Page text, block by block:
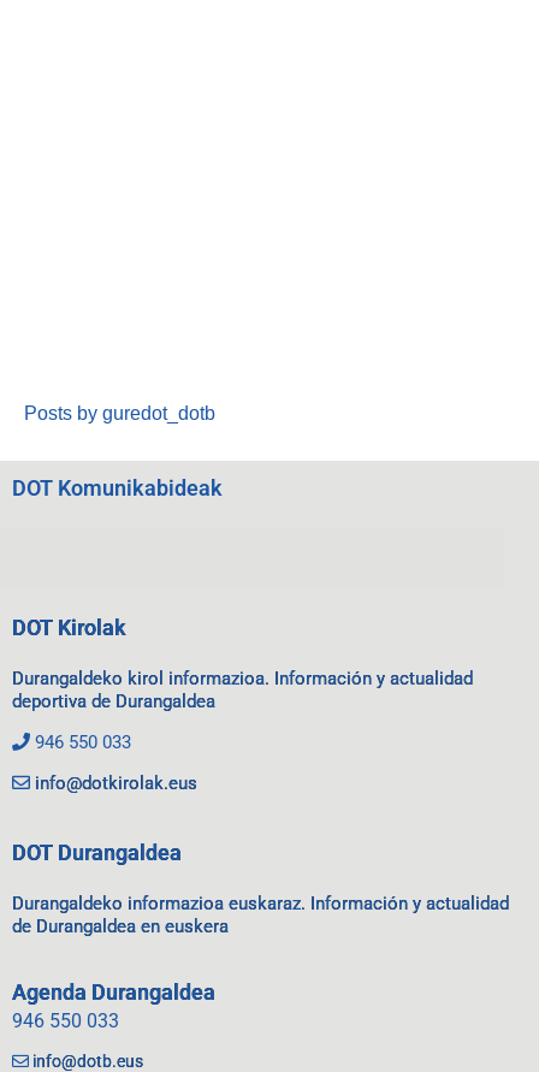
Posts by guredot_dotb
DOT Komunikabideak
DOT Kirolak
Durangaldeko kirol informazioa. Información y actualidad
deportiva de Durangaldea
946 550 033
info@dotkirolak.eus
DOT Durangaldea
Durangaldeko informazioa euskaraz. Información y actualidad
de Durangaldea en euskera
Agenda Durangaldea
946 550 033
info@dotb.eus